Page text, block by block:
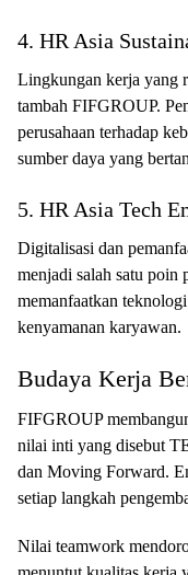
4. HR Asia
Lingkungan kerja yang
tambah FIFGROUP.
perusahaan terhadap
sumber daya yang
5. HR Asia Tech
Digitalisasi dan
menjadi salah satu poin
memanfaatkan
kenyamanan karyawan.
Budaya Kerja
FIFGROUP
nilai inti yang disebut
dan Moving Forward.
setiap langkah
Nilai teamwork